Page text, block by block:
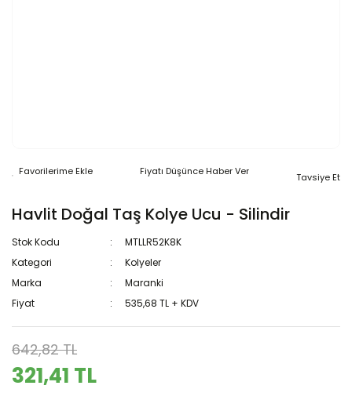
Fiyatı Düşünce Haber Ver Tavsiye Et
Havlit Doğal Taş Kolye Ucu - Silindir
Stok Kodu
MTLLR52K8K
Kategori
Kolyeler
Marka
Maranki
Fiyat
535,68 TL + KDV
642,82 TL
321,41 TL